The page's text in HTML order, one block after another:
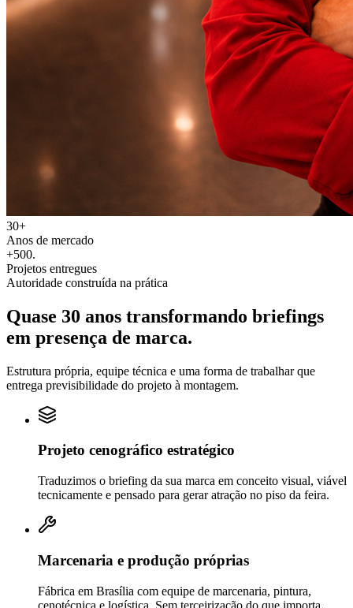
30+
Anos de mercado
+500.
Projetos entregues
Autoridade construída na prática
Quase 30 anos transformando briefings
em presença de marca.
Estrutura própria, equipe técnica e uma forma de trabalhar que
entrega previsibilidade do projeto à montagem.
Projeto cenográfico estratégico
Traduzimos o briefing da sua marca em conceito visual, viável
tecnicamente e pensado para gerar atração no piso da feira.
Marcenaria e produção próprias
Fábrica em Brasília com equipe de marcenaria, pintura,
cenotécnica e logística. Sem terceirização do que importa.